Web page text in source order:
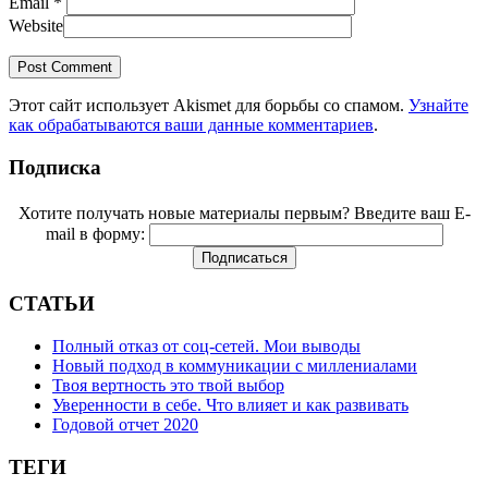
Website
Этот сайт использует Akismet для борьбы со спамом. Узнайте
как обрабатываются ваши данные комментариев.
Подписка
Хотите получать новые материалы первым? Введите ваш E-
mail в форму:
СТАТЬИ
Полный отказ от соц-сетей. Мои выводы
Новый подход в коммуникации с миллениалами
Твоя вертность это твой выбор
Уверенности в себе. Что влияет и как развивать
Годовой отчет 2020
ТЕГИ